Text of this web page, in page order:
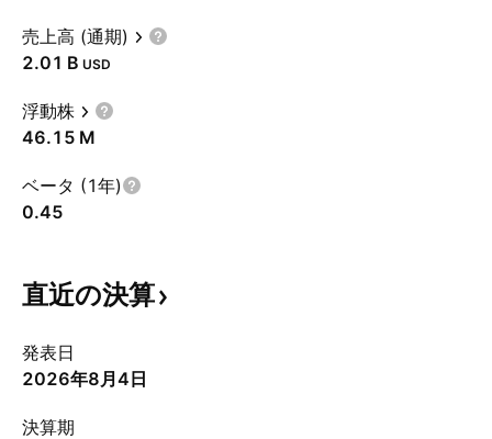
売上高 (通期)
‪2.01 B‬ USD
浮動株
‪46.15 M‬
ベータ (1年)
0.45
直近の決算
発表日
2026年8月4日
決算期